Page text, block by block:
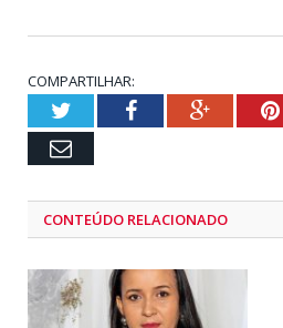
COMPARTILHAR:
TwitterFacebookGoogle+
Email
CONTEÚDO RELACIONADO